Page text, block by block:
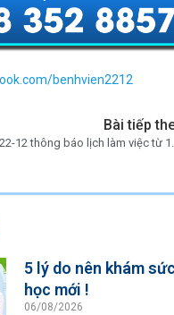
benhvien2212
Bài tiếp
Bệnh viện
5 lý do nên khám
học mới !
06/08/2026